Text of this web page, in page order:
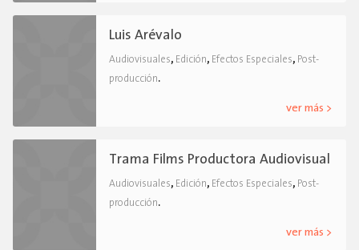
Luis Arévalo
Audiovisuales, Edición, Efectos Especiales, Post-
producción.
ver más >
Trama Films Productora Audiovisual
Audiovisuales, Edición, Efectos Especiales, Post-
producción.
ver más >